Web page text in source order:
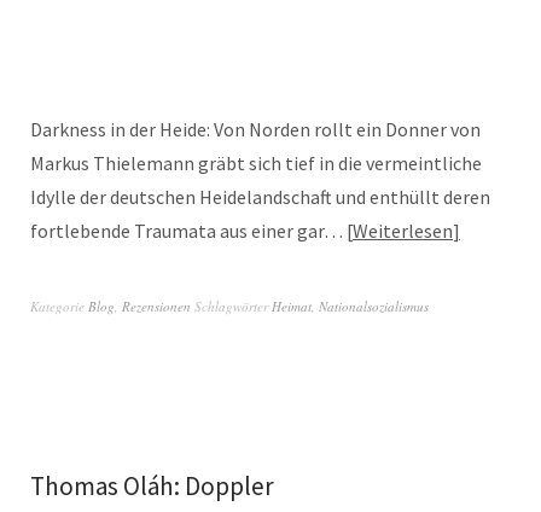
Darkness in der Heide: Von Norden rollt ein Donner von
Markus Thielemann gräbt sich tief in die vermeintliche
Idylle der deutschen Heidelandschaft und enthüllt deren
fortlebende Traumata aus einer gar… Weiterlesen
Kategorie Blog Rezensionen Schlagwörter Heimat Nationalsozialismus
Thomas Oláh: Doppler